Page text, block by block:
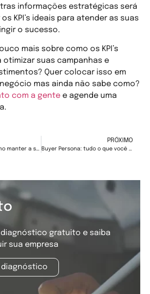
informações estratégicas será
KPI’s ideais para atender as suas
o sucesso.
mais sobre como os KPI’s
otimizar suas campanhas e
Quer colocar isso em
mas ainda não sabe como?
com a gente e agende uma
Fluxo de caixa: como manter a saúde financeira do seu negócio
PRÓXIMO
Buyer Persona: tudo o que você precisa saber pra montar a sua
diagnóstico gratuito e saiba
sua empresa